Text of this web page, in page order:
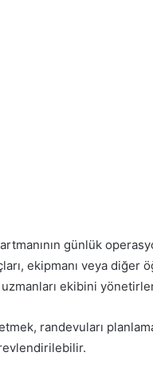
günlük
ekipmanı veya diğer
ekibini
randevuları